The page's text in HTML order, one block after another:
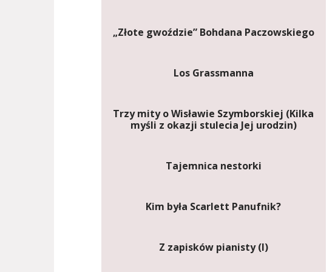
„Złote gwoździe” Bohdana Paczowskiego
Los Grassmanna
Trzy mity o Wisławie Szymborskiej (Kilka
myśli z okazji stulecia Jej urodzin)
Tajemnica nestorki
Kim była Scarlett Panufnik?
Z zapisków pianisty (I)